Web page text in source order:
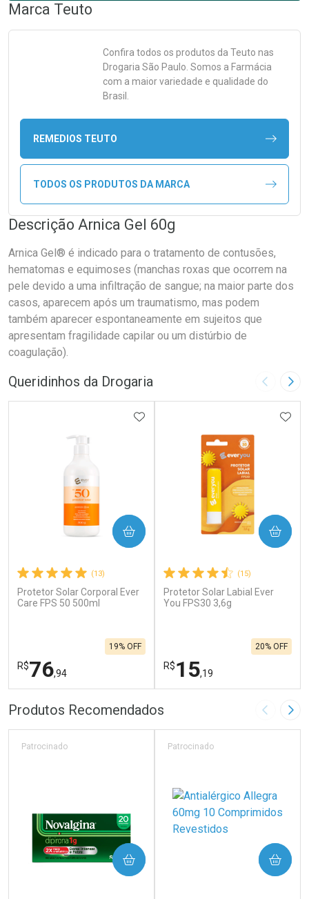
Marca Teuto
Confira todos os produtos da Teuto nas
Drogaria São Paulo. Somos a Farmácia
com a maior variedade e qualidade do
Brasil.
REMEDIOS TEUTO
TODOS OS PRODUTOS DA MARCA
Descrição Arnica Gel 60g
Arnica Gel® é indicado para o tratamento de contusões,
hematomas e equimoses (manchas roxas que ocorrem na
pele devido a uma infiltração de sangue; na maior parte dos
casos, aparecem após um traumatismo, mas podem
também aparecer espontaneamente em sujeitos que
apresentam fragilidade capilar ou um distúrbio de
coagulação).
Queridinhos da Drogaria Imagem
(13)
Protetor Solar Corporal Ever
Care FPS 50 500ml
R$76,94
19% OFF
ADICIONAR AOS FAVORITOS
COMPRAR
FECHAR
Laboratório
FECHAR
Por Menos
(15)
Protetor Solar Labial Ever
You FPS30 3,6g
R$15,19
20% OFF
COMPRAR
Laboratório
Por Menos
Produtos Recomendados Imagem
Patrocinado
COMPRAR
Patrocinado
COMPRAR